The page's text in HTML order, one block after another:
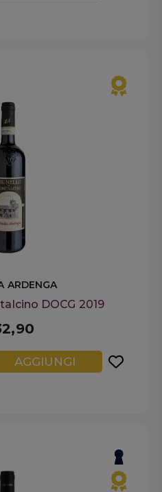
ARDENGA
DOCG 2019
AGGIUNGI